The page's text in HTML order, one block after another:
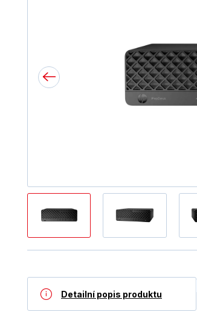
Detailní popis produktu